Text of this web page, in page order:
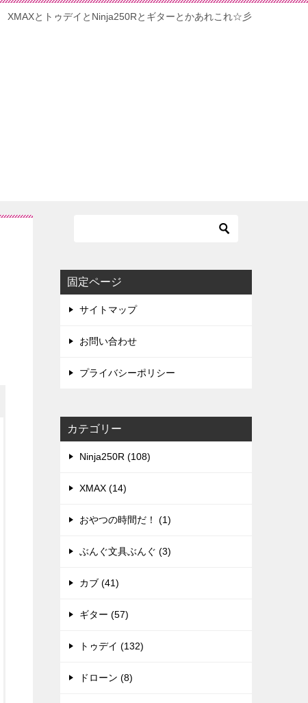
XMAXとトゥデイとNinja250Rとギターとかあれこれ☆彡
固定ページ
サイトマップ
お問い合わせ
プライバシーポリシー
カテゴリー
Ninja250R (108)
XMAX (14)
おやつの時間だ！ (1)
ぶんぐ文具ぶんぐ (3)
カブ (41)
ギター (57)
トゥデイ (132)
ドローン (8)